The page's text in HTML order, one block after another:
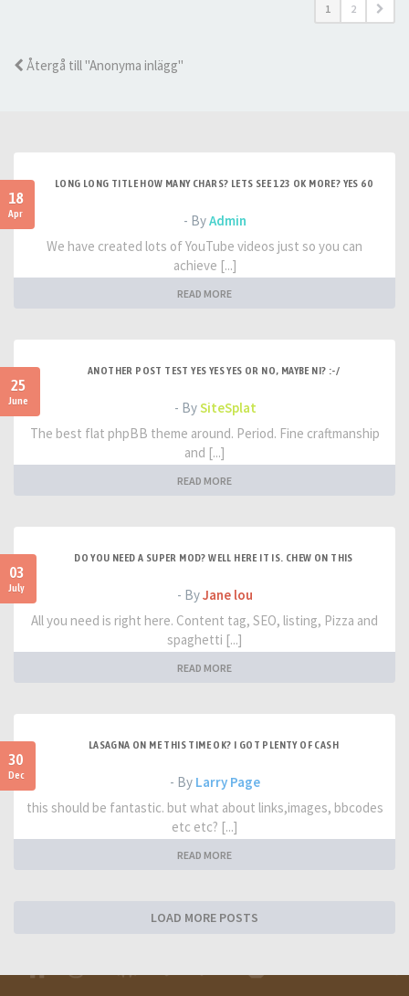
1 2
Återgå till "Anonyma inlägg"
18
Apr
LONG LONG TITLE HOW MANY CHARS? LETS SEE 123 OK MORE? YES 60
- ByAdmin
We have created lots of YouTube videos just so you can
achieve [...]
READ MORE
25
June
ANOTHER POST TEST YES YES YES OR NO, MAYBE NI? :-/
- BySiteSplat
The best flat phpBB theme around. Period. Fine craftmanship
and [...]
READ MORE
03
July
DO YOU NEED A SUPER MOD? WELL HERE IT IS. CHEW ON THIS
- ByJane lou
All you need is right here. Content tag, SEO, listing, Pizza and
spaghetti [...]
READ MORE
30
Dec
LASAGNA ON ME THIS TIME OK? I GOT PLENTY OF CASH
- By Larry Page
this should be fantastic. but what about links,images, bbcodes
etc etc? [...]
READ MORE
LOAD MORE POSTS